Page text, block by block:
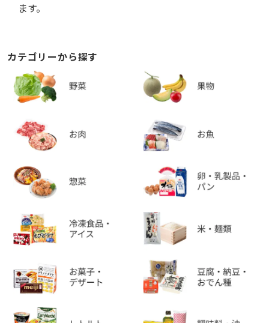
ます。
カテゴリーから探す